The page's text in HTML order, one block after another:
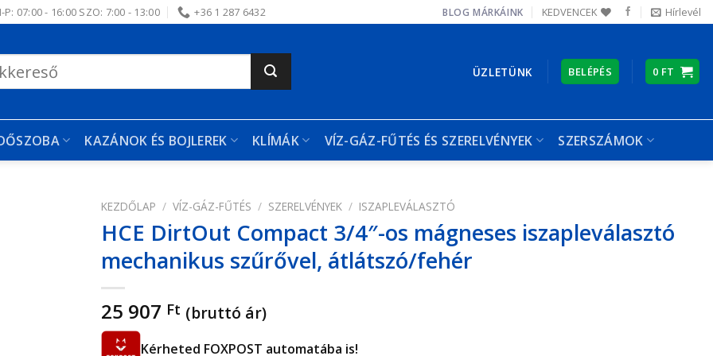
P: 07:00 - 16:00 SZO: 7:00 - 13:00 +36 1 287 6432 BLOG MÁRKÁINK KEDVENCEK Hírlevél
ÜZLETÜNK BELÉPÉS 0 FT
KAZÁNOK ÉS BOJLEREK KLÍMÁK VÍZ-GÁZ-FŰTÉS ÉS SZERELVÉNYEK SZERSZÁMOK
KEZDŐLAP / VÍZ-GÁZ-FŰTÉS / SZERELVÉNYEK / ISZAPLEVÁLASZTÓ
HCE DirtOut Compact 3/4″-os mágneses iszapleválasztó
mechanikus szűrővel, átlátszó/fehér
25 907 Ft (bruttó ár)
Kérheted FOXPOST automatába is!